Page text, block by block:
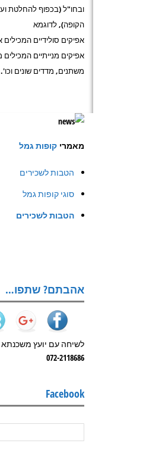
ובחו"ל (בכפוף להחלטת
הקופה), לדוגמא
אפיקים סולידיים
אפיקים מנייתיים המכילים
משתנים, מדדים שונים וכו'.
מאמרי קופות גמל
הטבות לשכירים
סוגי קופות גמל
הטבות לשכירים
אהבתם? שתפו…
לשיחה עם יועץ
072-2118686
Facebook